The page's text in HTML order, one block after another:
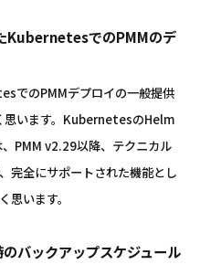
KubernetesでのPMMのデ
でのPMMデプロイの一般提供
思います。KubernetesのHelm
PMM v2.29以降、テクニカル
完全にサポートされた機能とし
思います。
バックアップスケジュール